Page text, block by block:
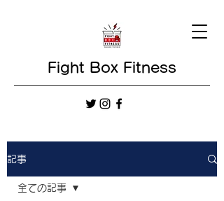
Fight Box Fitness
記事
全ての記事